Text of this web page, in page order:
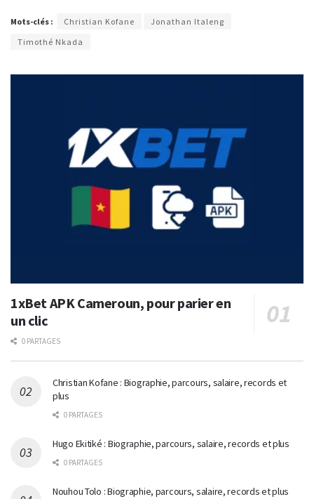
Mots-clés : Christian Kofane
Jonathan Italeng
Timothé Nkada
1xBet APK Cameroun, pour parier en
un clic
0 PARTAGES
Christian Kofane : Biographie, parcours, salaire, records et
plus
0 PARTAGES
Hugo Ekitiké : Biographie, parcours, salaire, records et plus
0 PARTAGES
Nouhou Tolo : Biographie, parcours, salaire, records et plus